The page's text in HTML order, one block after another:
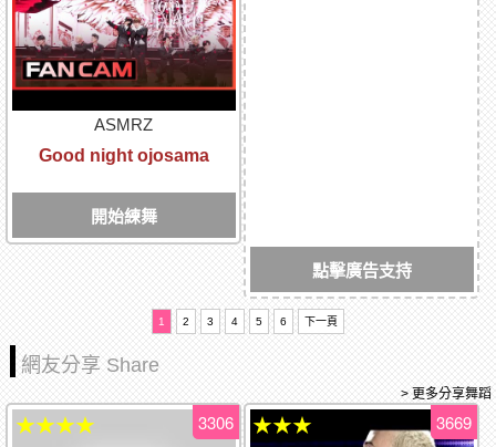
ASMRZ
Good night ojosama
開始練舞
點擊廣告支持
1 2 3 4 5 6 下一頁
網友分享 Share
> 更多分享舞蹈
3306
★★★★ 3669
★★★